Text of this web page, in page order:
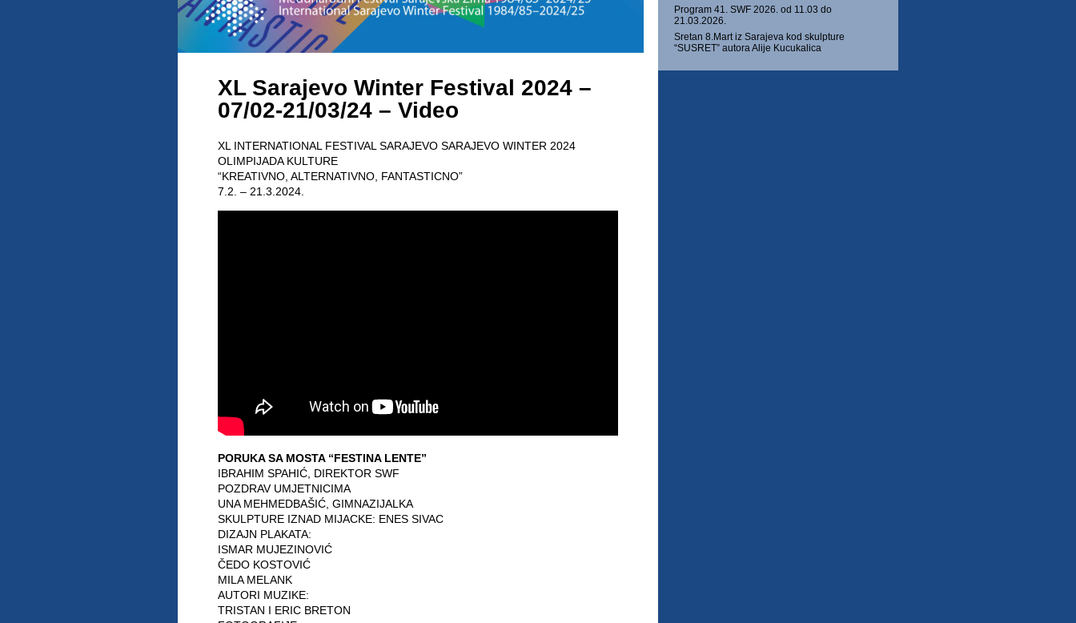
XL Sarajevo Winter Festival 2024 –
07/02-21/03/24 – Video
XL INTERNATIONAL FESTIVAL SARAJEVO SARAJEVO WINTER 2024
OLIMPIJADA KULTURE
“KREATIVNO, ALTERNATIVNO, FANTASTICNO”
7.2. – 21.3.2024.
PORUKA SA MOSTA “FESTINA LENTE”
IBRAHIM SPAHIĆ, DIREKTOR SWF
POZDRAV UMJETNICIMA
UNA MEHMEDBAŠIĆ, GIMNAZIJALKA
SKULPTURE IZNAD MIJACKE: ENES SIVAC
DIZAJN PLAKATA:
ISMAR MUJEZINOVIĆ
ČEDO KOSTOVIĆ
MILA MELANK
AUTORI MUZIKE:
TRISTAN I ERIC BRETON
Program 41. SWF 2026. od 11.03 do
21.03.2026.
Sretan 8.Mart iz Sarajeva kod skulpture
“SUSRET” autora Alije Kucukalica